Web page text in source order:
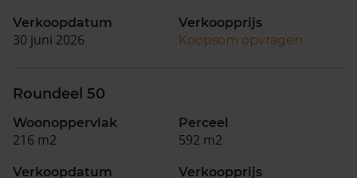
Verkoopdatum
30 juni 2026
Verkoopprijs
Koopsom opvragen
Roundeel 50
Woonoppervlak
216 m2
Perceel
592 m2
Verkoopdatum Verkoopprijs